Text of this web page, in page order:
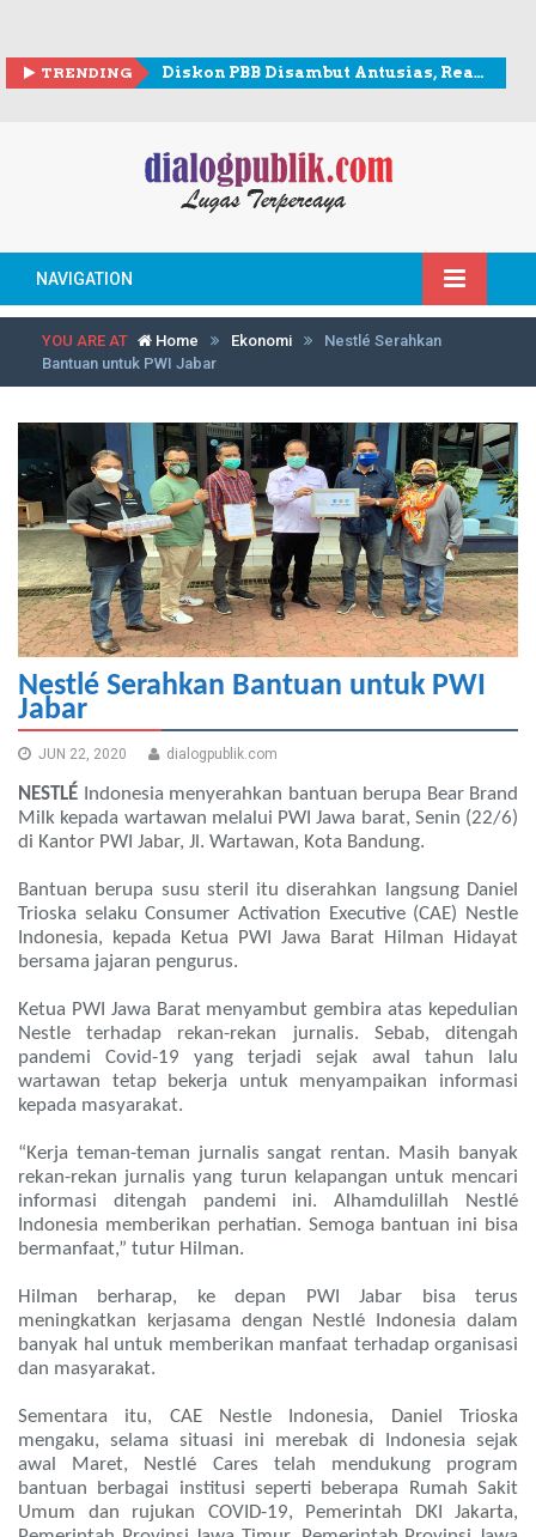
TRENDING Diskon PBB Disambut Antusias, Realisasi Penerimaan Lampaui Rp307 Miliar
NAVIGATION
YOU ARE AT Home Ekonomi
Nestlé Serahkan
Bantuan untuk PWI Jabar
Nestlé Serahkan Bantuan untuk PWI
Jabar
JUN 22, 2020 dialogpublik.com
NESTLÉ Indonesia menyerahkan bantuan berupa Bear Brand
Milk kepada wartawan melalui PWI Jawa barat, Senin (22/6)
di Kantor PWI Jabar, Jl. Wartawan, Kota Bandung.
Bantuan berupa susu steril itu diserahkan langsung Daniel
Trioska selaku Consumer Activation Executive (CAE) Nestle
Indonesia, kepada Ketua PWI Jawa Barat Hilman Hidayat
bersama jajaran pengurus.
Ketua PWI Jawa Barat menyambut gembira atas kepedulian
Nestle terhadap rekan-rekan jurnalis. Sebab, ditengah
pandemi Covid-19 yang terjadi sejak awal tahun lalu
wartawan tetap bekerja untuk menyampaikan informasi
kepada masyarakat.
“Kerja teman-teman jurnalis sangat rentan. Masih banyak
rekan-rekan jurnalis yang turun kelapangan untuk mencari
informasi ditengah pandemi ini. Alhamdulillah Nestlé
Indonesia memberikan perhatian. Semoga bantuan ini bisa
bermanfaat,” tutur Hilman.
Hilman berharap, ke depan PWI Jabar bisa terus
meningkatkan kerjasama dengan Nestlé Indonesia dalam
banyak hal untuk memberikan manfaat terhadap organisasi
dan masyarakat.
Sementara itu, CAE Nestle Indonesia, Daniel Trioska
mengaku, selama situasi ini merebak di Indonesia sejak
awal Maret, Nestlé Cares telah mendukung program
bantuan berbagai institusi seperti beberapa Rumah Sakit
Umum dan rujukan COVID-19, Pemerintah DKI Jakarta,